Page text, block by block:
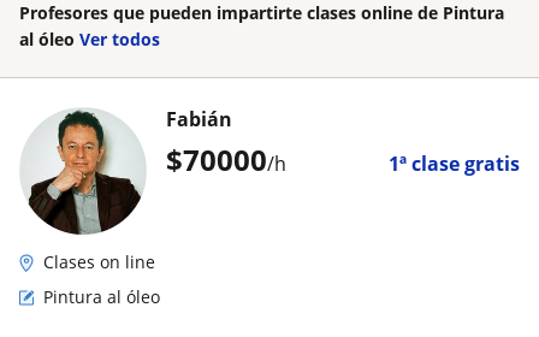
Profesores que pueden impartirte clases online de Pintura
al óleo Ver todos
$70000/h 1ª clase gratis
Fabián
Clases on line
Pintura al óleo